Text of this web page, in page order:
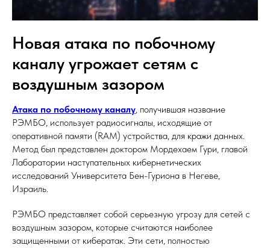
Новая атака по побочному
каналу угрожает сетям с
воздушным зазором
Атака по побочному каналу, получившая название
РЭМБО, использует радиосигналы, исходящие от
оперативной памяти (RAM) устройства, для кражи данных.
Метод был представлен доктором Мордехаем Гури, главой
Лаборатории наступательных кибернетических
исследований Университета Бен-Гуриона в Негеве,
Израиль.
РЭМБО представляет собой серьезную угрозу для сетей с
воздушным зазором, которые считаются наиболее
защищенными от кибератак. Эти сети, полностью